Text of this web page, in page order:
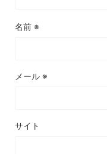
名前 ※
メール ※
サイト